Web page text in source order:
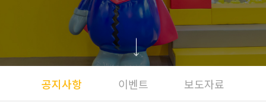
공지사항 이벤트 보도자료